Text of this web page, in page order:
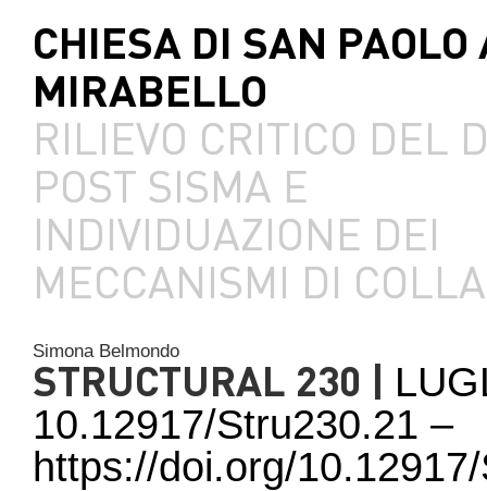
CHIESA DI SAN PAOLO
MIRABELLO
RILIEVO CRITICO DEL
POST SISMA E
INDIVIDUAZIONE DEI
MECCANISMI DI
Simona Belmondo
STRUCTURAL 230 |
10.12917/Stru230.21 –
https://doi.org/